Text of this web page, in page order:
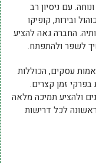
עם ניסיון רב
ובירות, קופיקו
החברה גאה להציע
לשפר ולהתפתח.
עסקים, הכוללות
בפרקי זמן קצרים.
ולהציע תמיכה מלאה
לכל דרישות